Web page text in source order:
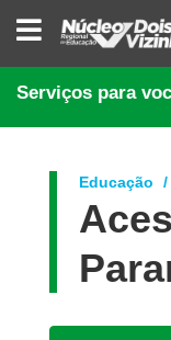
NÚCLEO
REGIONAL
EDUCAÇÃO
DE
DOIS
Serviços para
Educação